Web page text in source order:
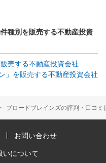
種別を販売する不動産投資
売する不動産投資会社
」を販売する不動産投資会社
ブロードブレインズの評判・口コミ
お問い合わせ
いについて